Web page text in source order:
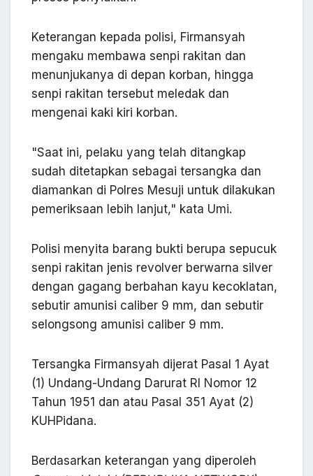
Keterangan kepada polisi, Firmansyah
mengaku membawa senpi rakitan dan
menunjukanya di depan korban, hingga
senpi rakitan tersebut meledak dan
mengenai kaki kiri korban.
"Saat ini, pelaku yang telah ditangkap
sudah ditetapkan sebagai tersangka dan
diamankan di Polres Mesuji untuk dilakukan
pemeriksaan lebih lanjut," kata Umi.
Polisi menyita barang bukti berupa sepucuk
senpi rakitan jenis revolver berwarna silver
dengan gagang berbahan kayu kecoklatan,
sebutir amunisi caliber 9 mm, dan sebutir
selongsong amunisi caliber 9 mm.
Tersangka Firmansyah dijerat Pasal 1 Ayat
(1) Undang-Undang Darurat RI Nomor 12
Tahun 1951 dan atau Pasal 351 Ayat (2)
KUHPidana.
Berdasarkan keterangan yang diperoleh